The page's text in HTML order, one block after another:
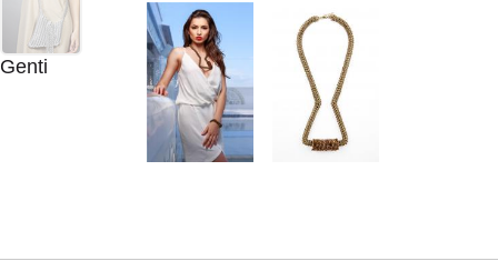
Genti